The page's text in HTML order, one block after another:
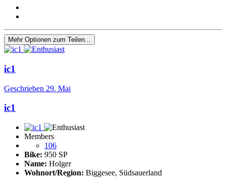
Mehr Optionen zum Teilen...
ic1
Geschrieben 29. Mai
ic1
Members
106
Bike: 950 SP
Name: Holger
Wohnort/Region: Biggesee, Südsauerland